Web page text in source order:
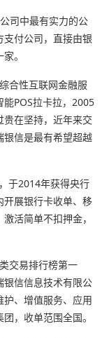
司中最有实力的公
付公司，直接由银
。
合性互联网金融服
POS拉卡拉，2005
在坚持，近年来交
信是最有希望超越
于2014年获得央行
展银行卡收单、移
活简单不扣押金，
交易排行榜第一
银信信息技术有限公
、增值服务、应用
，收单范围全国。